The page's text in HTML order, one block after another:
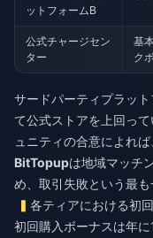
ットフォームB
公式チャージセン
ター
基
ク
サードパーティプラッ
て公式ストアを上回っ
ュニティの合意によれ
BitTopupは地域マッチ
め、取引失敗という最も
各ティアにおける初
初回購入ボーナスは年